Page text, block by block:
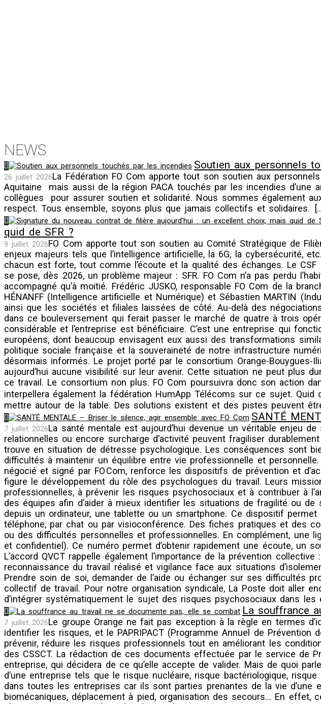
NEWS
Soutien aux personnels
26 juillet 2026La Fédération FO Com apporte tout son soutien aux
Aquitaine mais aussi de la région PACA touchés par les incendies
collègues pour assurer soutien et solidarité. Nous sommes également
respect. Tous ensemble, soyons plus que jamais collectifs et solidaires.
quid de SFR ?
9 juillet 2026FO Com apporte tout son soutien au Comité Stratégique de
enjeux majeurs tels que l’intelligence artificielle, la 6G, la cybersécurité,
chacun est forte, tout comme l’écoute et la qualité des échanges. Le
se pose, dès 2026, un problème majeur : SFR. FO Com n’a pas perdu
accompagné qu’à moitié. Frédéric JUSKO, responsable FO Com de la
HÉNANFF (Intelligence artificielle et Numérique) et Sébastien MARTIN
ainsi que les sociétés et filiales laissées de côté. Au-delà des
dans ce bouleversement qui ferait passer le marché de quatre à trois
considérable et l’entreprise est bénéficiaire. C’est une entreprise qui
européens, dont beaucoup envisagent eux aussi des transformations
politique sociale française et la souveraineté de notre infrastructure
désormais informés. Le projet porté par le consortium Orange-Bouygues-
aujourd’hui aucune visibilité sur leur avenir. Cette situation ne peut plus
ce travail. Le consortium non plus. FO Com poursuivra donc son action
interpellera également la fédération HumApp Télécoms sur ce sujet.
mettre autour de la table. Des solutions existent et des pistes peuvent
SANTÉ
7 juillet 2026La santé mentale est aujourd’hui devenue un véritable enjeu
relationnelles ou encore surcharge d’activité peuvent fragiliser
trouve en situation de détresse psychologique. Les conséquences sont
difficultés à maintenir un équilibre entre vie professionnelle et
négocié et signé par FO Com, renforce les dispositifs de prévention et
figure le développement du rôle des psychologues du travail. Leurs
professionnelles, à prévenir les risques psychosociaux et à contribuer à
des équipes afin d’aider à mieux identifier les situations de fragilité ou
depuis un ordinateur, une tablette ou un smartphone. Ce dispositif
téléphone, par chat ou par visioconférence. Des fiches pratiques et des
ou des difficultés personnelles et professionnelles. En complément, une
et confidentiel). Ce numéro permet d’obtenir rapidement une écoute, un
L’accord QVCT rappelle également l’importance de la prévention
reconnaissance du travail réalisé et vigilance face aux situations
Prendre soin de soi, demander de l’aide ou échanger sur ses difficultés
collectif de travail. Pour notre organisation syndicale, La Poste doit aller
d’intégrer systématiquement le sujet des risques psychosociaux dans les
La souffrance
7 juillet 2026Le groupe Orange ne fait pas exception à la règle en termes
identifier les risques, et le PAPRIPACT (Programme Annuel de
prévenir, réduire les risques professionnels tout en améliorant les
des CSSCT. La rédaction de ces documents effectuée par le service de
entreprise, qui décidera de ce qu’elle accepte de valider. Mais de quoi
d’une entreprise tels que le risque nucléaire, risque bactériologique,
dans toutes les entreprises car ils sont parties prenantes de la vie
biomécaniques, déplacement à pied, organisation des secours… En